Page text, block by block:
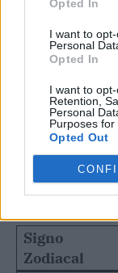
Opted In
I want to
Personal
Opted In
I want to
Retention,
Personal
Purposes for
Opted Out
Signo
Zodiacal